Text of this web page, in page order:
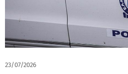
23/07/2026